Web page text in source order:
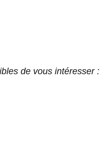
de vous intéresser :